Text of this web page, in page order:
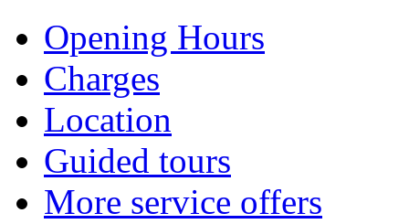
Opening Hours
Charges
Location
Guided tours
More service offers